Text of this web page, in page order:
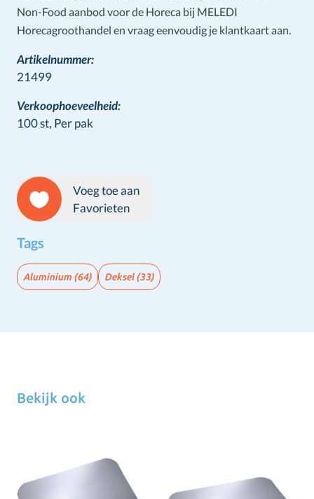
Non-Food aanbod voor de Horeca bij MELEDI
Horecagroothandel en vraag eenvoudig je klantkaart aan.
Artikelnummer:
21499
Verkoophoeveelheid:
100 st, Per pak
Voeg toe aan
Favorieten
Tags
Aluminium (64) Deksel(33)
Bekijk ook